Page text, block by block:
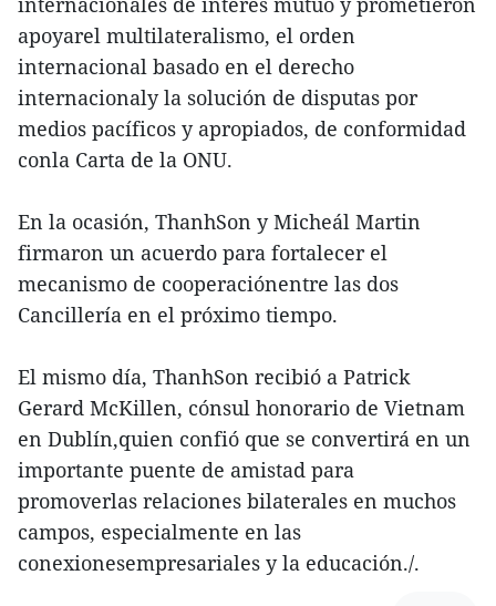
apoyarel multilateralismo, el orden
internacional basado en el derecho
internacionaly la solución de disputas por
medios pacíficos y apropiados, de conformidad
conla Carta de la ONU.
En la ocasión, ThanhSon y Micheál Martin
firmaron un acuerdo para fortalecer el
mecanismo de cooperaciónentre las dos
Cancillería en el próximo tiempo.
El mismo día, ThanhSon recibió a Patrick
Gerard McKillen, cónsul honorario de Vietnam
en Dublín,quien confió que se convertirá en un
importante puente de amistad para
promoverlas relaciones bilaterales en muchos
campos, especialmente en las
conexionesempresariales y la educación./.